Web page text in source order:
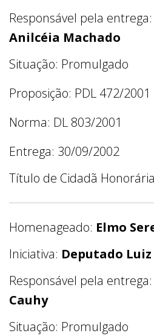
Responsável pela entrega:
Anilcéia Machado
Situação: Promulgado
Proposição: PDL 472/2001
Norma: DL 803/2001
Entrega: 30/09/2002
Título de Cidadã Honorária
Homenageado: Elmo
Iniciativa: Deputado Luiz
Responsável pela entrega:
Cauhy
Situação: Promulgado